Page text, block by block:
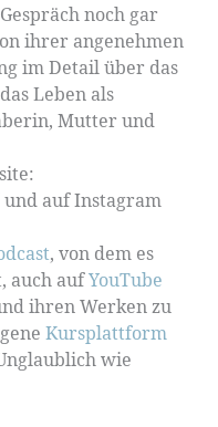
noch gar
ihrer angenehmen
im Detail über das
Leben als
Mutter und
und auf Instagram
, von dem es
auch aufYouTube
ihren Werken zu
Kursplattform
wie